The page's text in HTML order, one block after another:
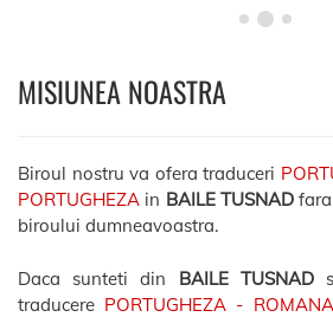
MISIUNEA NOASTRA
Biroul nostru va ofera traduceri
PORTUGHEZA in BAILE TUSNAD
biroului dumneavoastra.
Daca sunteti din BAILE TUSNAD
traducere PORTUGHEZA -